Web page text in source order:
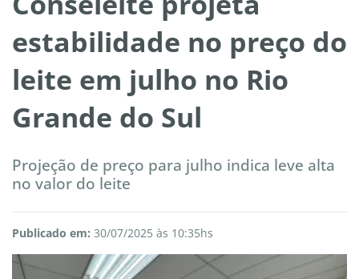
estabilidade no preço do
leite em julho no Rio
Grande do Sul
Projeção de preço para julho indica leve alta
no valor do leite
Publicado em: 30/07/2025 às 10:35hs